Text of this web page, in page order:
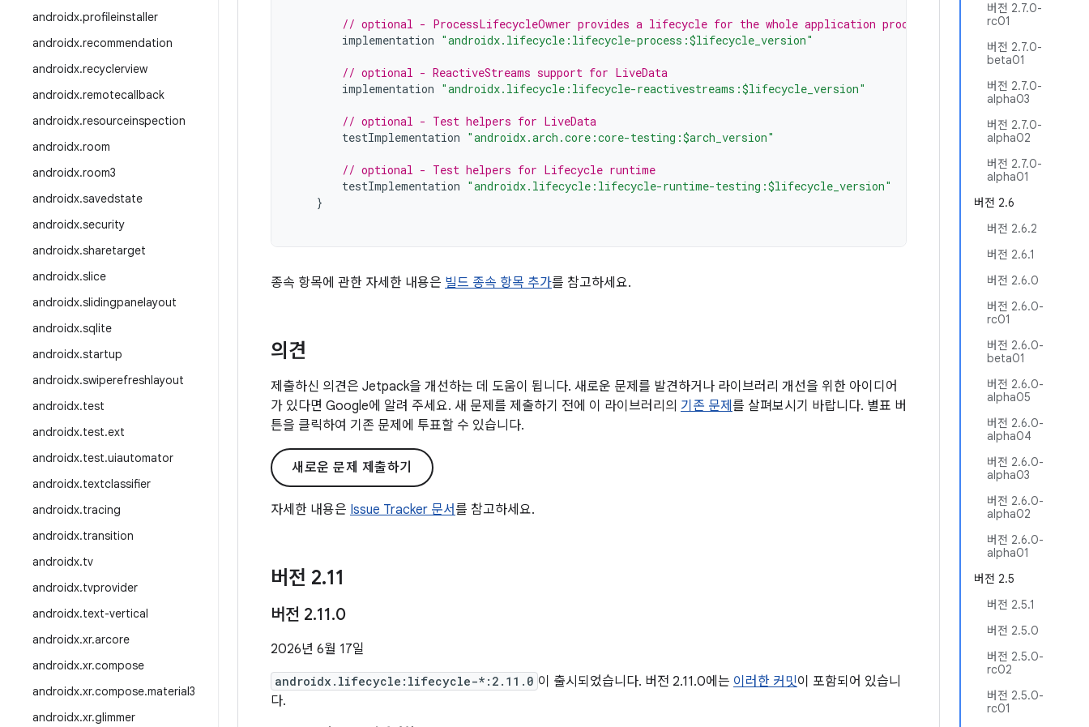
androidx.profileinstaller
androidx.recommendation
androidx.recyclerview
androidx.remotecallback
androidx.resourceinspection
androidx.room
androidx.room3
androidx.savedstate
androidx.security
androidx.sharetarget
androidx.slice
androidx.slidingpanelayout
androidx.sqlite
androidx.startup
androidx.swiperefreshlayout
androidx.test
androidx.test.ext
androidx.test.uiautomator
androidx.textclassifier
androidx.tracing
androidx.transition
androidx.tv
androidx.tvprovider
androidx.text-vertical
androidx.xr.arcore
androidx.xr.compose
androidx.xr.compose.material3
androidx.xr.glimmer
버전 2.7.0-
rc01
버전 2.7.0-
beta01
버전 2.7.0-
alpha03
버전 2.7.0-
alpha02
버전 2.7.0-
alpha01
버전 2.6
버전 2.6.2
버전 2.6.1
버전 2.6.0
버전 2.6.0-
rc01
버전 2.6.0-
beta01
버전 2.6.0-
alpha05
버전 2.6.0-
alpha04
버전 2.6.0-
alpha03
버전 2.6.0-
alpha02
버전 2.6.0-
alpha01
버전 2.5
버전 2.5.1
버전 2.5.0
버전 2.5.0-
rc02
버전 2.5.0-
rc01
// optional - ProcessLifecycleOwner provides a lifecycle for the whole application process
implementation "androidx.lifecycle:lifecycle-process:$lifecycle_version"
// optional - ReactiveStreams support for LiveData
implementation "androidx.lifecycle:lifecycle-reactivestreams:$lifecycle_version"
// optional - Test helpers for LiveData
testImplementation "androidx.arch.core:core-testing:$arch_version"
// optional - Test helpers for Lifecycle runtime
testImplementation "androidx.lifecycle:lifecycle-runtime-testing:$lifecycle_version"
}
종속 항목에 관한 자세한 내용은 빌드 종속 항목 추가를 참고하세요.
의견
제출하신 의견은 Jetpack을 개선하는 데 도움이 됩니다. 새로운 문제를 발견하거나 라이브러리 개선을 위한 아이디어
가 있다면 Google에 알려 주세요. 새 문제를 제출하기 전에 이 라이브러리의 기존 문제 를 살펴보시기 바랍니다. 별표 버
튼을 클릭하여 기존 문제에 투표할 수 있습니다.
새로운 문제 제출하기
자세한 내용은 Issue Tracker 문서를 참고하세요.
버전 2.11
버전 2.11.0
2026년 6월 17일
androidx.lifecycle:lifecycle-*:2.11.0 이 출시되었습니다. 버전 2.11.0에는 이러한 커밋이 포함되어 있습니
다.